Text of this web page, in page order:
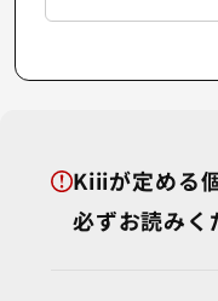
Kiiiが定める
必ずお読みく